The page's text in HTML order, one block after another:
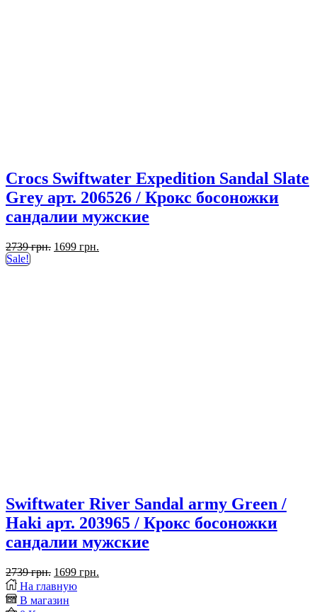
Crocs Swiftwater Expedition Sandal Slate
Grey арт. 206526 / Крокс босоножки
сандалии мужские
2739грн. Первоначальная
1699 грн.
Sale!
Swiftwater River Sandal army Green /
Haki арт. 203965 / Крокс босоножки
сандалии мужские
2739грн. Первоначальная
цена
составляла
1699 грн.
Placeholder
for
На главную
В магазин